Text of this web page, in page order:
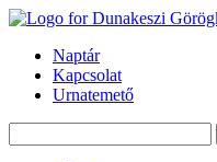
Skip
contentNaptár
Kapcsolat
Urnatemető